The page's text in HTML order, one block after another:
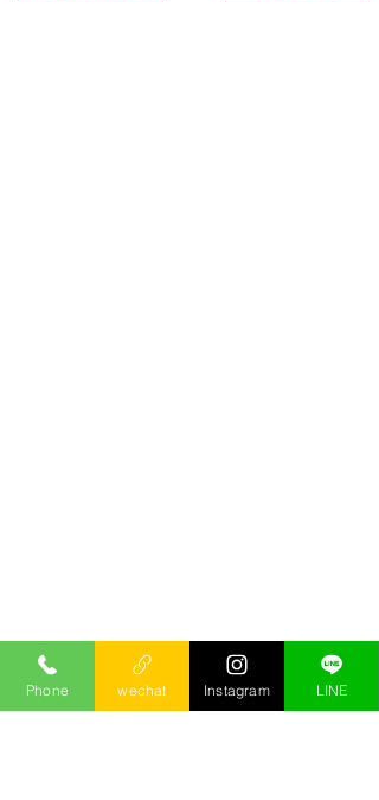
Phone wechat Instagram LINE